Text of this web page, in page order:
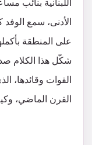
اللبنانية بنائب
الأدنى، سمع
على المنطقة
شكّل هذا الكلام
القوات وقائدها،
القرن الماضي،